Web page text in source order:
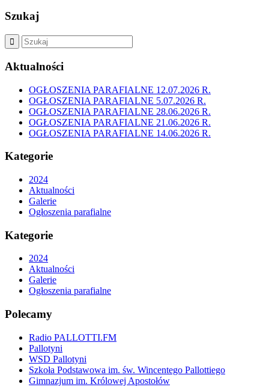
Szukaj
Aktualności
OGŁOSZENIA PARAFIALNE 12.07.2026 R.
OGŁOSZENIA PARAFIALNE 5.07.2026 R.
OGŁOSZENIA PARAFIALNE 28.06.2026 R.
OGŁOSZENIA PARAFIALNE 21.06.2026 R.
OGŁOSZENIA PARAFIALNE 14.06.2026 R.
Kategorie
2024
Aktualności
Galerie
Ogłoszenia parafialne
Kategorie
2024
Aktualności
Galerie
Ogłoszenia parafialne
Polecamy
Radio PALLOTTI.FM
Pallotyni
WSD Pallotyni
Szkoła Podstawowa im. św. Wincentego Pallottiego
Gimnazjum im. Królowej Apostołów